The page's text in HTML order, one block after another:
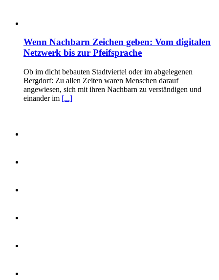
Wenn Nachbarn Zeichen geben: Vom digitalen
Netzwerk bis zur Pfeifsprache
Ob im dicht bebauten Stadtviertel oder im abgelegenen
Bergdorf: Zu allen Zeiten waren Menschen darauf
angewiesen, sich mit ihren Nachbarn zu verständigen und
einander im [...]